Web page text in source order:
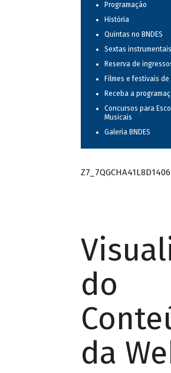
Programação
História
Quintas no BNDES
Sextas instrumentais
Reserva de
Filmes e festivais de
Receba a
Concursos para
Musicais
Galeria BNDES
do
da